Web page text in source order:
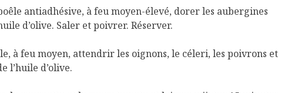
antiadhésive, à feu moyen-élevé, dorer les aubergines
d’olive. Saler et poivrer. Réserver.
à feu moyen, attendrir les oignons, le céleri, les poivrons et
l’huile d’olive.